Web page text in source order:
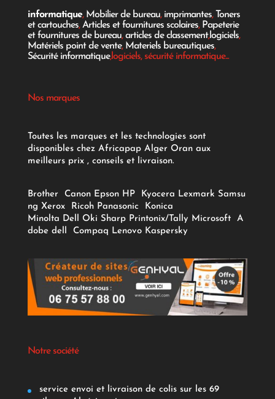
informatique, Mobilier de bureau, imprimantes, Toners
et cartouches,Articles et fournitures scolaires, Papeterie
et fournitures de bureau,articles de classement,logiciels,
Matériels point de vente, Materiels bureautiques,
Sécurité informatique,logiciels, sécurité informatique...
Nos marques
Toutes les marques et les technologies sont
disponibles chez Africapap Alger Oran aux
meilleurs prix , conseils et livraison.
Brother Canon Epson HP Kyocera Lexmark Samsu
ng Xerox Ricoh Panasonic
Konica
Minolta Dell Oki Sharp Printonix/Tally Microsoft
A
dobe dell Compaq Lenovo Kaspersky
Notre société
service envoi et livraison de colis sur les 69